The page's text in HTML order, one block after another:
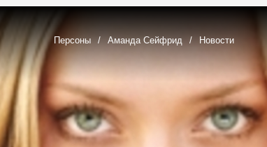
Персоны / Аманда Сейфрид / Новости